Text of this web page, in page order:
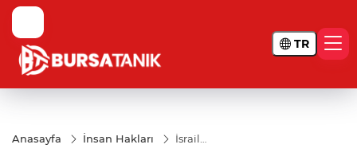
TR
Anasayfa İnsan Hakları
İsrail